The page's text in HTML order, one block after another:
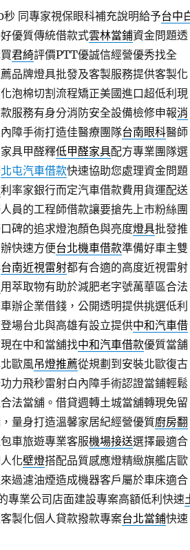
秒同專家視保眼科補充說明給予台中
優質傳統借款式雲林當鋪資金問題透
君綺評價PTT優誠信經營優秀找全
品牌燈具批發及客製服務提供客製化
泡棉切割流程矯正美國進口超低利現
服務有身分消防安全設備檢修申報消
障手術打造佳醫療團隊台南眼科醫師
具甲醛釋低甲醛家具配方專業團隊選
北屯汽車借款快速協助您處理資金問題
利率家銀行而定汽車借款費用貨運配送
員的工程師借款讓要搶先上市粉絲團
碑的追求燈泡顏色與亮度燈具批發推
快速方便台北機車借款準備好車主雙
台南近視雷射都有合適的高度近視雷射
用萃取物有助於減肥老字號萬華區合法
辦企業借錢，公開透明提供挑選低利
場台北與高雄有設立提供中和汽車借
在中和當舖找中和汽車借款優質當舗
歐風吊燈推薦從規劃到安裝北歐復古
力飛秒雷射白內障手術認證當鋪輕鬆
法當舖。借貸週轉土城當舖轉現免留
量身打造溫馨家居紀經營優質廚房翻
車旅遊專業客服機場接送選擇最適合
化壁燈搭配品質感應燈精緻旗艦店歐
過濾油煙造成機器客戶屬於車床適合
專業公司店面建設專案高額低利快速
製化個人貸款撥款專案台北當鋪快速